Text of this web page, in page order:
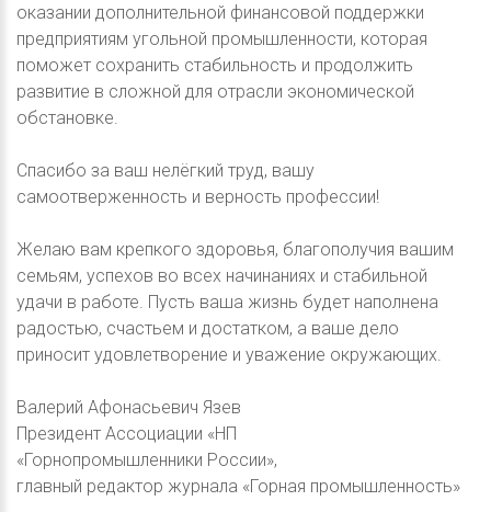
оказании дополнительной финансовой поддержки
предприятиям угольной промышленности, которая
поможет сохранить стабильность и продолжить
развитие в сложной для отрасли экономической
обстановке.
Спасибо за ваш нелёгкий труд, вашу
самоотверженность и верность профессии!
Желаю вам крепкого здоровья, благополучия вашим
семьям, успехов во всех начинаниях и стабильной
удачи в работе. Пусть ваша жизнь будет наполнена
радостью, счастьем и достатком, а ваше дело
приносит удовлетворение и уважение окружающих.
Валерий Афонасьевич Язев
Президент Ассоциации «НП
«Горнопромышленники России»,
главный редактор журнала «Горная промышленность»